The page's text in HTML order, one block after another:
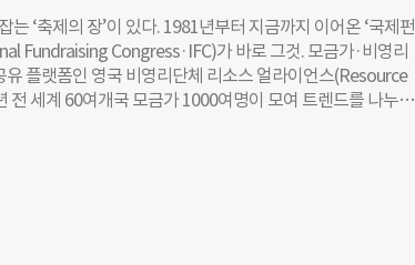
는 ‘축제의 장’이 있다. 1981년부터 지금까지 이어온 ‘국제펀
Fundraising Congress·IFC)가 바로 그것. 모금가·비영리
유 플랫폼인 영국 비영리단체 리소스 얼라이언스(Resource
전 세계 60여개국 모금가 1000여명이 모여 트렌드를 나누고